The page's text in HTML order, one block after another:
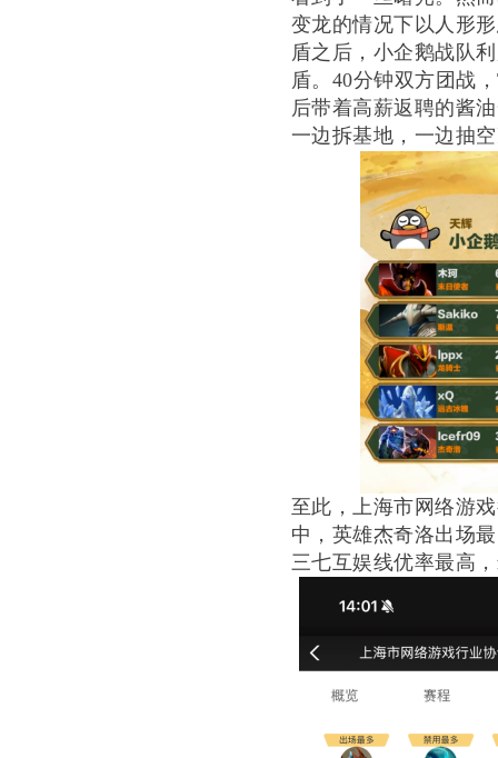
变龙的情况下以人形
盾之后，小企鹅战队
盾。40分钟双方团战
后带着高薪返聘的酱
一边拆基地，一边抽
至此，上海市网络游
中，英雄杰奇洛出场
三七互娱线优率最高